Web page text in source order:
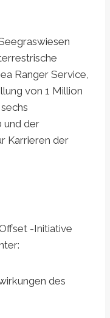
Ranger Service,
von 1 Million
und der
Karrieren der
-Initiative
des